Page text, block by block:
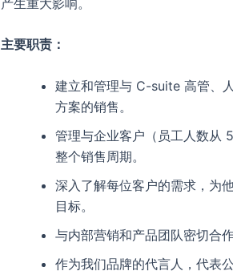
主要职责：
建立和管理与 C-suite 高管、
方案的销售。
管理与企业客户（员工人数从
整个销售周期。
深入了解每位客户的需求，为
目标。
与内部营销和产品团队密切合
作为我们品牌的代言人，代表